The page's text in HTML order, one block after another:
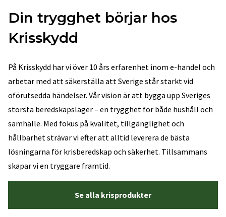
Din trygghet börjar hos
Krisskydd
På Krisskydd har vi över 10 års erfarenhet inom e-handel och
arbetar med att säkerställa att Sverige står starkt vid
oförutsedda händelser. Vår vision är att bygga upp Sveriges
största beredskapslager – en trygghet för både hushåll och
samhälle. Med fokus på kvalitet, tillgänglighet och
hållbarhet strävar vi efter att alltid leverera de bästa
lösningarna för krisberedskap och säkerhet. Tillsammans
skapar vi en tryggare framtid.
Se alla krisprodukter